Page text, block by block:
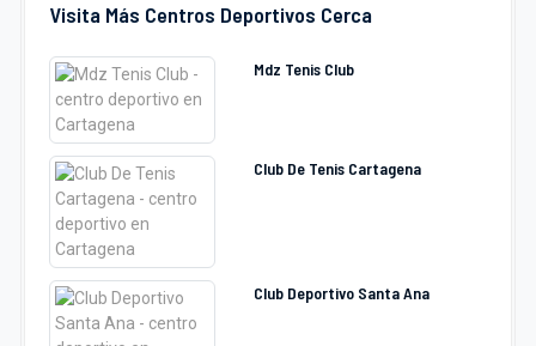
Visita Más Centros Deportivos Cerca
Mdz Tenis Club
Club De Tenis Cartagena
Club Deportivo Santa Ana